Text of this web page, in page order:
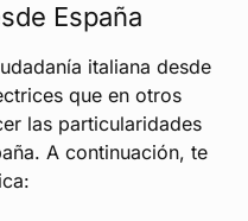
España
italiana desde
que en otros
las particularidades
A continuación, te